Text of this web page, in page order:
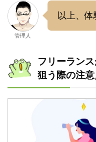
管理人
以上、体
フリーラン
狙う際の注